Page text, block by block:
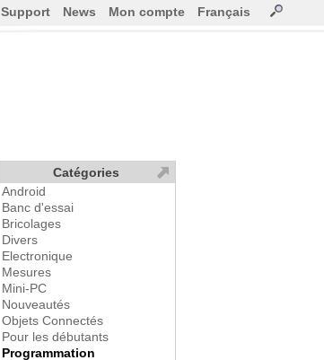
Support News Mon compte Français
Catégories
Android
Banc d'essai
Bricolages
Divers
Electronique
Mesures
Mini-PC
Nouveautés
Objets Connectés
Pour les débutants
Programmation